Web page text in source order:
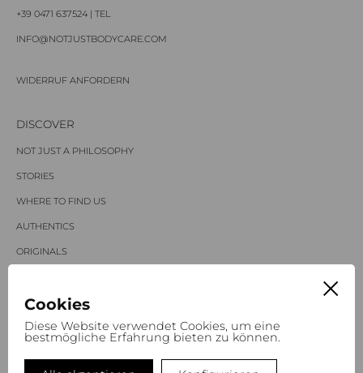
Cookies
Diese Website verwendet Cookies, um eine
bestmögliche Erfahrung bieten zu können.
+39 0471 637524 | TEL
INFO@NOTJUSTBODYCARE.COM
WIDERRUF ANFORDERN
DISCOVER
NOT JUST A PHILOSOPHY
STORIES
WHERE TO FIND US
AUTHENTICS
ORIGINALS
NOT JUST A MAGAZINE
SPRACHEN